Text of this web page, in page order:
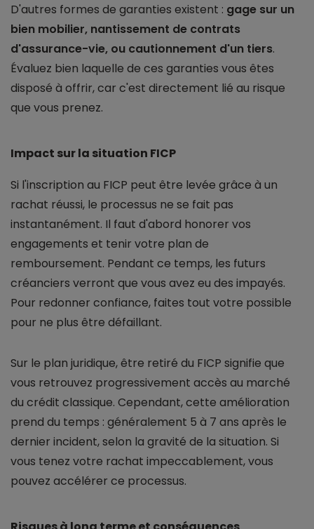
D'autres formes de garanties existent : gage sur un
bien mobilier, nantissement de contrats
d'assurance-vie, ou cautionnement d'un tiers.
Évaluez bien laquelle de ces garanties vous êtes
disposé à offrir, car c'est directement lié au risque
que vous prenez.
Impact sur la situation FICP
Si l'inscription au FICP peut être levée grâce à un
rachat réussi, le processus ne se fait pas
instantanément. Il faut d'abord honorer vos
engagements et tenir votre plan de
remboursement. Pendant ce temps, les futurs
créanciers verront que vous avez eu des impayés.
Pour redonner confiance, faites tout votre possible
pour ne plus être défaillant.
Sur le plan juridique, être retiré du FICP signifie que
vous retrouvez progressivement accès au marché
du crédit classique. Cependant, cette amélioration
prend du temps : généralement 5 à 7 ans après le
dernier incident, selon la gravité de la situation. Si
vous tenez votre rachat impeccablement, vous
pouvez accélérer ce processus.